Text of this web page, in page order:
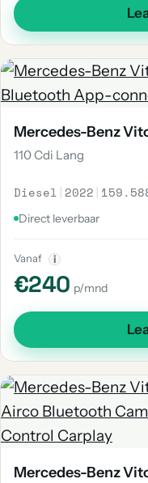
Mercedes-Benz
110 Cdi Lang
Diesel | 2022 |
Direct leverbaar
Vanaf i
€240 p/mnd
Mercedes-Benz